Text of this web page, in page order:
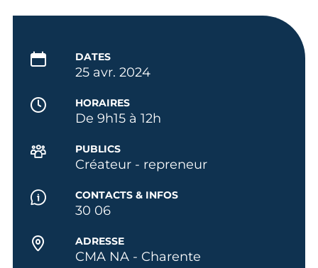
DATES
25 avr. 2024
HORAIRES
De 9h15 à 12h
PUBLICS
Créateur - repreneur
CONTACTS & INFOS
30 06
ADRESSE
CMA NA - Charente